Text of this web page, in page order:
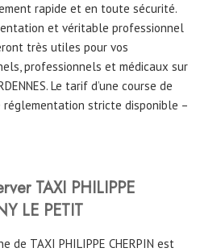
rapide et en toute sécurité.
et véritable professionnel
très utiles pour vos
professionnels et médicaux sur
Le tarif d’une course de
réglementation stricte disponible –
TAXI PHILIPPE
LE PETIT
de TAXI PHILIPPE CHERPIN est